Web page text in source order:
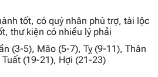
tốt, có quý nhân phù trợ, tài lộc
thư kiện có nhiều lý phải
(3-5), Mão (5-7), Tỵ (9-11), Thân
(19-21), Hợi (21-23)